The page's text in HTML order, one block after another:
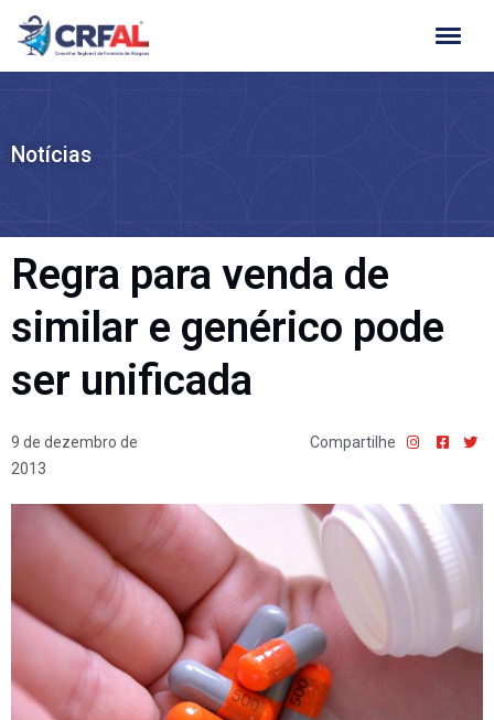
Ir
para
Notícias
Regra para venda de
similar e genérico pode
ser unificada
9 de dezembro de
2013
Compartilhe